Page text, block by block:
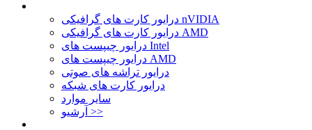
درایور کارت های گرافیکی nVIDIA
درایور کارت های گرافیکی AMD
درایور چیپست های Intel
درایور چیپست های AMD
درایور تراشه های صوتی
درایور کارت های شبکه
سایر موارد
آرشیو >>